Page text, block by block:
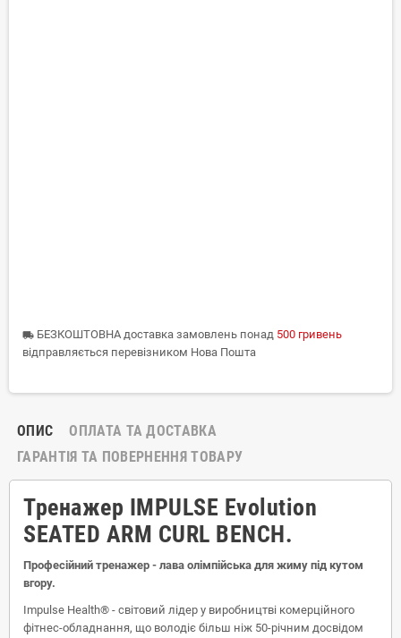
local_shipping БЕЗКОШТОВНА доставка замовлень понад 500 гривень
відправляється перевізником Нова Пошта
ОПИС
ОПЛАТА ТА ДОСТАВКА
ГАРАНТІЯ ТА ПОВЕРНЕННЯ ТОВАРУ
Тренажер IMPULSE Evolution
SEATED ARM CURL BENCH.
Професійний тренажер - лава олімпійська для жиму під кутом
вгору.
Impulse Health® - світовий лідер у виробництві комерційного
фітнес-обладнання, що володіє більш ніж 50-річним досвідом